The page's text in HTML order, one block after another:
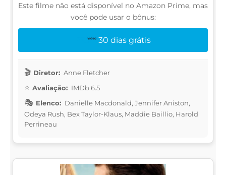
Este filme não está disponível no Amazon Prime, mas
você pode usar o bônus:
30 dias grátis
Diretor: Anne Fletcher
Avaliação: IMDb 6.5
Elenco: Danielle Macdonald, Jennifer Aniston,
Odeya Rush, Bex Taylor-Klaus, Maddie Baillio, Harold
Perrineau